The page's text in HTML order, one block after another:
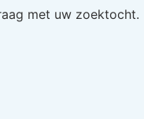
met uw zoektocht.